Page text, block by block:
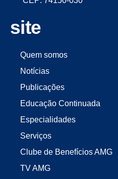
site
Quem somos
Notícias
Publicações
Educação Continuada
Especialidades
Serviços
Clube de Benefícios AMG
TV AMG